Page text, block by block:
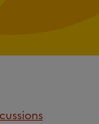
suivante